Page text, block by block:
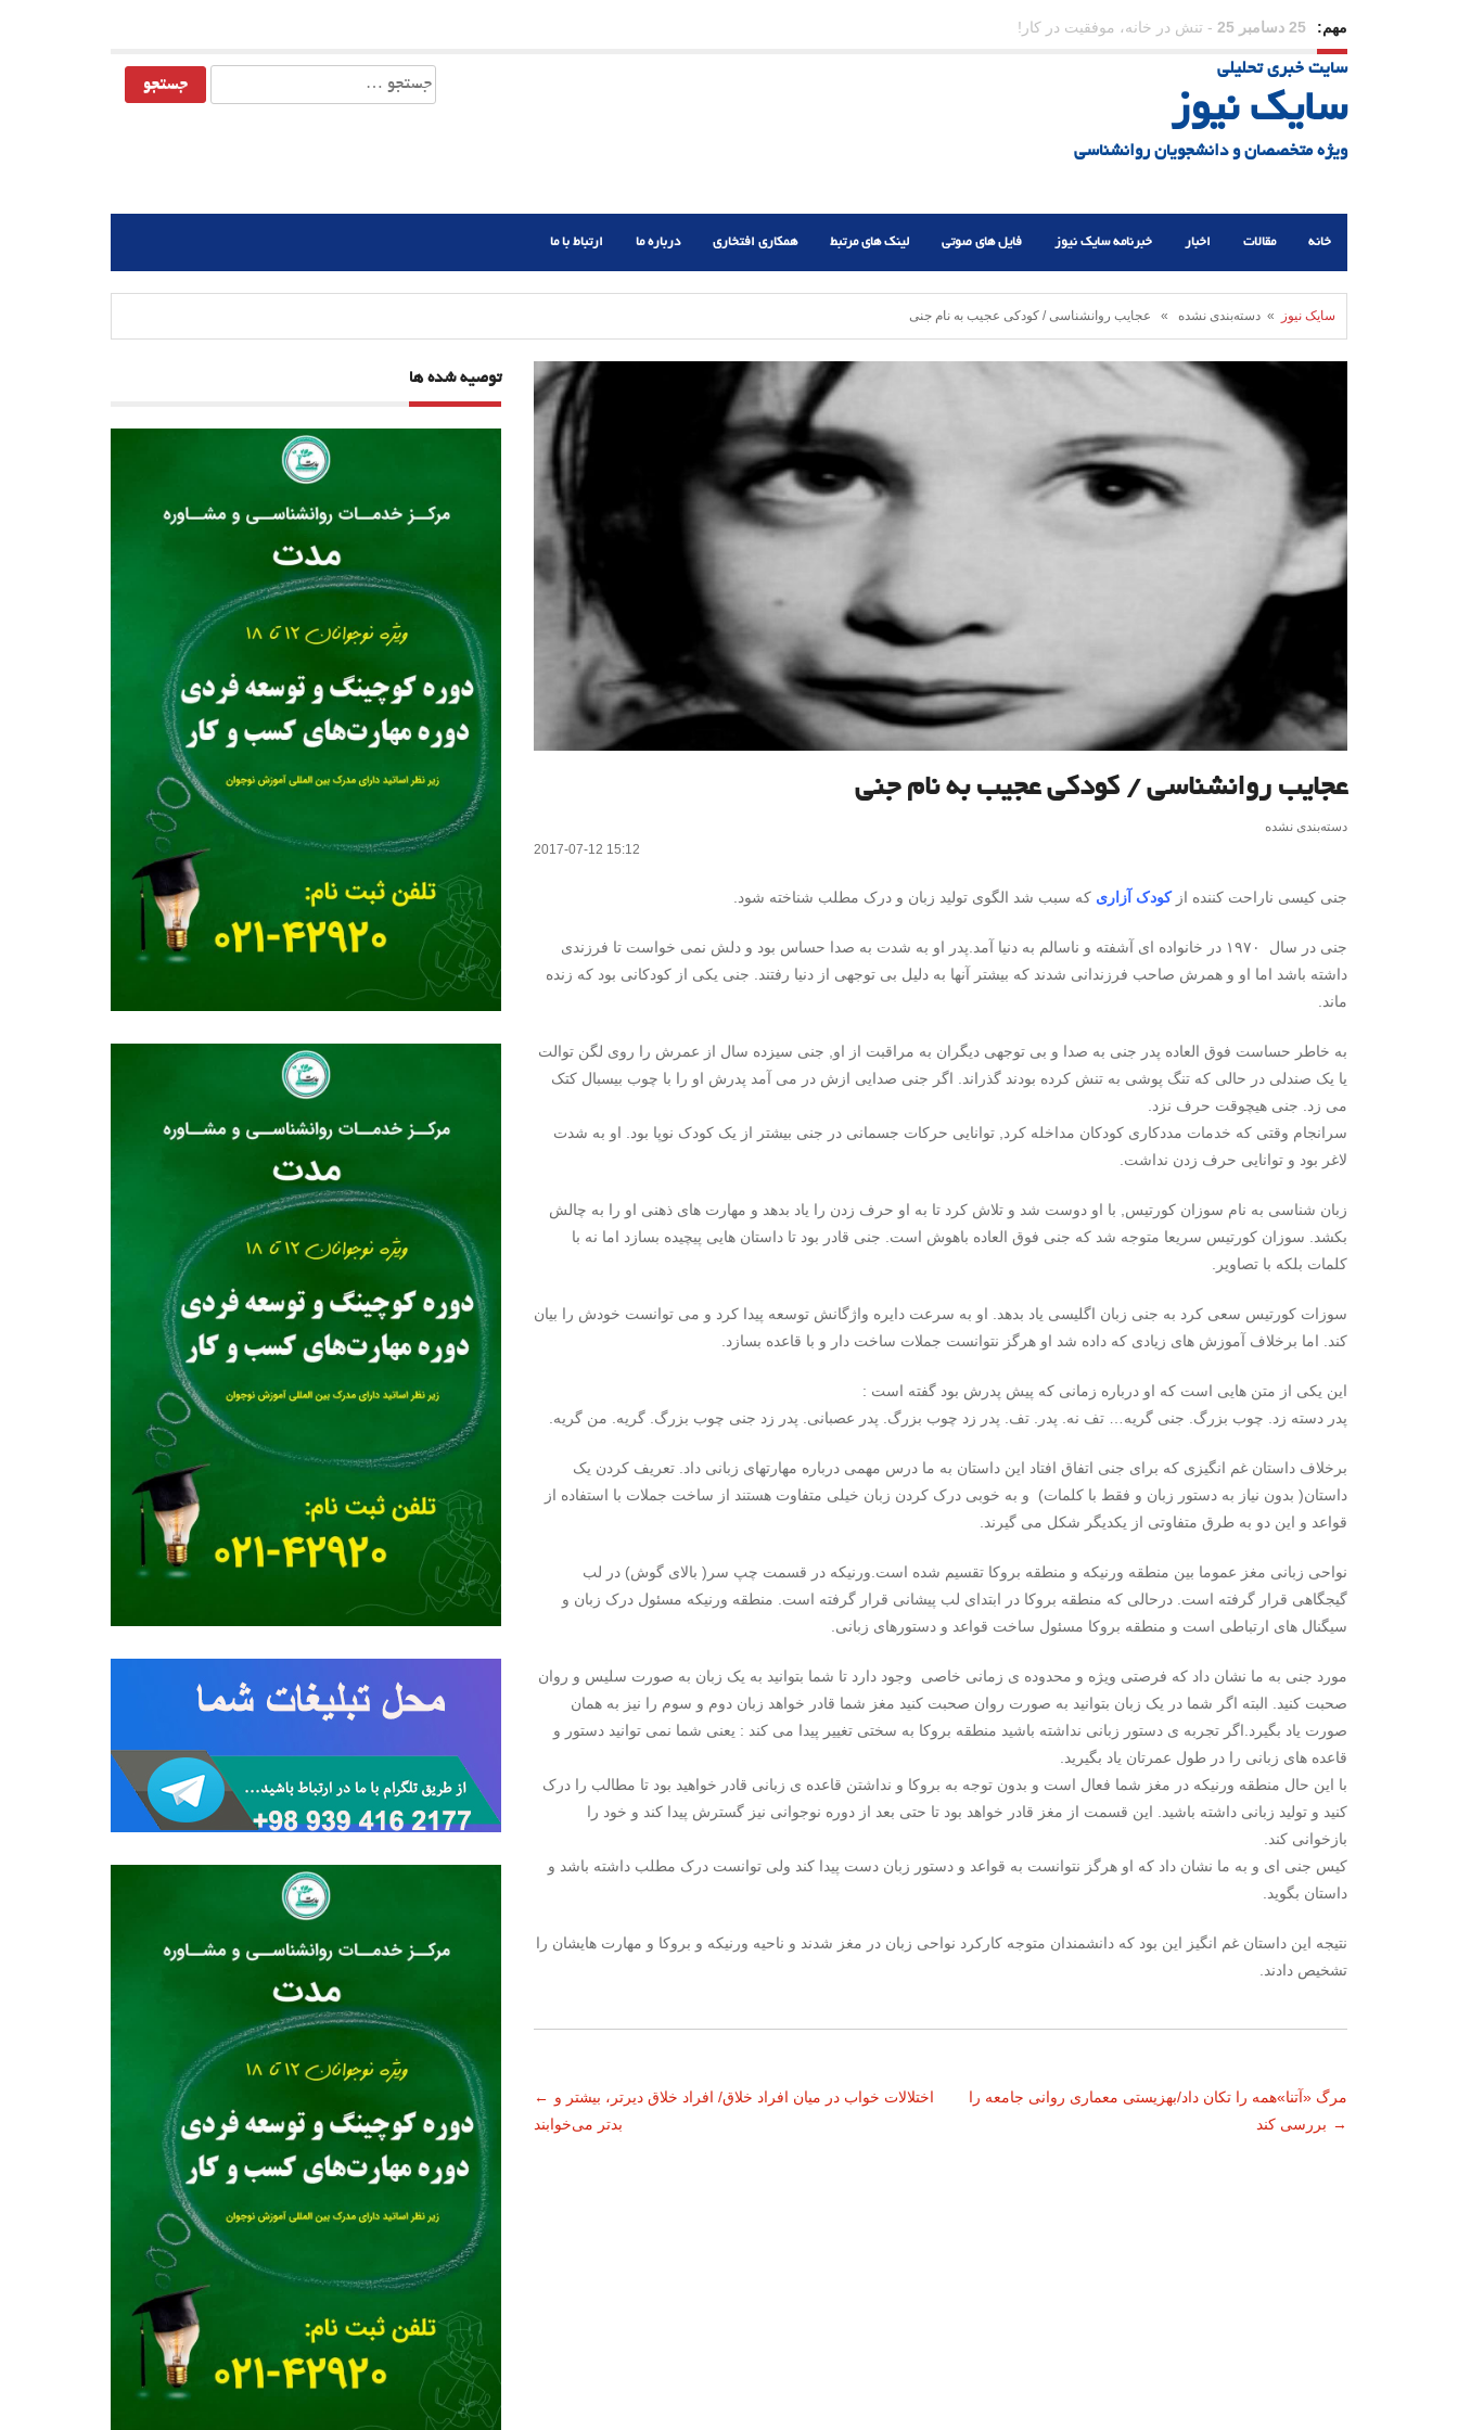
مهم: 23 دسامبر 25 - چرا اراده می‌کنیم ولی شکست می‌خوریم؟
21 دسامبر 25
سایت خبری تحلیلی
سایک نیوز
ویژه متخصصان و دانشجویان روانشناسی
جستجو
برای:
خانه مقالات اخبار خبرنامه سایک نیوز فایل های صوتی لینک های مرتبط همکاری افتخاری درباره ما ارتباط با ما
سایک نیوز » دسته‌بندی نشده » عجایب روانشناسی / کودکی عجیب به نام جنی
عجایب روانشناسی / کودکی عجیب به نام جنی
دسته‌بندی نشده
2017-07-12 15:12
جنی کیسی ناراحت کننده ازکودک آزاری که سبب شد الگوی تولید زبان و درک مطلب شناخته شود.
جنی در سال ۱۹۷۰ در خانواده ای آشفته و ناسالم به دنیا آمد.پدر او به شدت به صدا حساس بود و دلش نمی خواست تا فرزندی
داشته باشد اما او و همرش صاحب فرزندانی شدند که بیشتر آنها به دلیل بی توجهی از دنیا رفتند. جنی یکی از کودکانی بود که زنده
ماند.
به خاطر حساست فوق العاده پدر جنی به صدا و بی توجهی دیگران به مراقبت از او, جنی سیزده سال از عمرش را روی لگن توالت
یا یک صندلی در حالی که تنگ پوشی به تنش کرده بودند گذراند. اگر جنی صدایی ازش در می آمد پدرش او را با چوب بیسبال کتک
می زد. جنی هیچوقت حرف نزد.
سرانجام وقتی که خدمات مددکاری کودکان مداخله کرد, توانایی حرکات جسمانی در جنی بیشتر از یک کودک نوپا بود. او به شدت
لاغر بود و توانایی حرف زدن نداشت.
زبان شناسی به نام سوزان کورتیس, با او دوست شد و تلاش کرد تا به او حرف زدن را یاد بدهد و مهارت های ذهنی او را به چالش
بکشد. سوزان کورتیس سریعا متوجه شد که جنی فوق العاده باهوش است. جنی قادر بود تا داستان هایی پیچیده بسازد اما نه با
کلمات بلکه با تصاویر.
سوزات کورتیس سعی کرد به جنی زبان اگلیسی یاد بدهد. او به سرعت دایره واژگانش توسعه پیدا کرد و می توانست خودش را بیان
کند. اما برخلاف آموزش های زیادی که داده شد او هرگز نتوانست جملات ساخت دار و با قاعده بسازد.
این یکی از متن هایی است که او درباره زمانی که پیش پدرش بود گفته است :
پدر دسته زد. چوب بزرگ. جنی گریه… تف نه. پدر. تف. پدر زد چوب بزرگ. پدر عصبانی. پدر زد جنی چوب بزرگ. گریه. من گریه.
برخلاف داستان غم انگیزی که برای جنی اتفاق افتاد این داستان به ما درس مهمی درباره مهارتهای زبانی داد. تعریف کردن یک
داستان( بدون نیاز به دستور زبان و فقط با کلمات) و به خوبی درک کردن زبان خیلی متفاوت هستند از ساخت جملات با استفاده از
قواعد و این دو به طرق متفاوتی از یکدیگر شکل می گیرند.
نواحی زبانی مغز عموما بین منطقه ورنیکه و منطقه بروکا تقسیم شده است.ورنیکه در قسمت چپ سر( بالای گوش) در لب
گیجگاهی قرار گرفته است. درحالی که منطقه بروکا در ابتدای لب پیشانی قرار گرفته است. منطقه ورنیکه مسئول درک زبان و
سیگنال های ارتباطی است و منطقه بروکا مسئول ساخت قواعد و دستورهای زبانی.
مورد جنی به ما نشان داد که فرصتی ویژه و محدوده ی زمانی خاصی وجود دارد تا شما بتوانید به یک زبان به صورت سلیس و روان
صحبت کنید. البته اگر شما در یک زبان بتوانید به صورت روان صحبت کنید مغز شما قادر خواهد زبان دوم و سوم را نیز به همان
صورت یاد بگیرد.اگر تجربه ی دستور زبانی نداشته باشید منطقه بروکا به سختی تغییر پیدا می کند : یعنی شما نمی توانید دستور و
قاعده های زبانی را در طول عمرتان یاد بگیرید.
با این حال منطقه ورنیکه در مغز شما فعال است و بدون توجه به بروکا و نداشتن قاعده ی زبانی قادر خواهید بود تا مطالب را درک
کنید و تولید زبانی داشته باشید. این قسمت از مغز قادر خواهد بود تا حتی بعد از دوره نوجوانی نیز گسترش پیدا کند و خود را
بازخوانی کند.
کیس جنی ای و به ما نشان داد که او هرگز نتوانست به قواعد و دستور زبان دست پیدا کند ولی توانست درک مطلب داشته باشد و
داستان بگوید.
نتیجه این داستان غم انگیز این بود که دانشمندان متوجه کارکرد نواحی زبان در مغز شدند و ناحیه ورنیکه و بروکا و مهارت هایشان را
تشخیص دادند.
ناوبری
نوشته
← اختلالات خواب در میان افراد خلاق/ افراد خلاق دیرتر، بیشتر و
بدتر می‌خوابند
مرگ «آتنا»همه را تکان داد/بهزیستی معماری روانی جامعه را
بررسی کند →
توصیه شده ها